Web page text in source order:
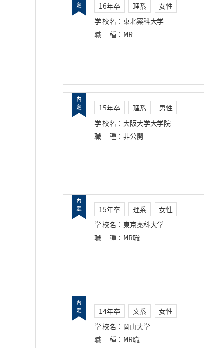
16年卒 理系
女性
学校名 ： 東北薬科大学
職種 ： MR
15年卒 理系
男性
学校名 ： 大阪大学大学院
職種 ： 非公開
15年卒 理系
女性
学校名 ： 東京薬科大学
職種 ： MR職
14年卒 文系
女性
学校名 ： 岡山大学
職種 ： MR職